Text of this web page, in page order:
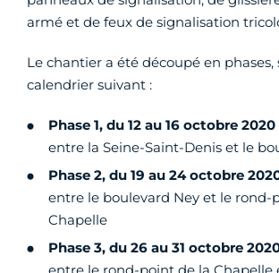
armé et de feux de signalisation
Le chantier a été découpé en phases,
calendrier suivant :
Phase 1, du 12 au 16 octobre 2020
entre la Seine-Saint-Denis et le
Phase 2, du 19 au 24 octobre
entre le boulevard Ney et le rond-
Chapelle
Phase 3, du 26 au 31 octobre